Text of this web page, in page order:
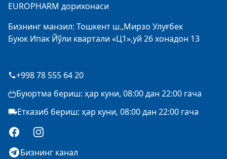
EUROPHARM дорихонаси
Бизнинг манзил: Тошкент ш.,Мирзо Улуғбек
Буюк Ипак Йўли квартали «Ц1»,уй 26 хонадон 13
+998 78 555 64 20
Буюртма бериш: ҳар куни, 08:00 дан 22:00 гача
Етказиб бериш: ҳар куни, 08:00 дан 22:00 гача
FacebookInstagram
Бизнинг канал